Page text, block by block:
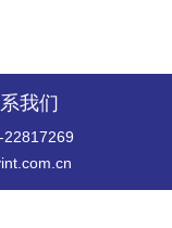
我们
22817269